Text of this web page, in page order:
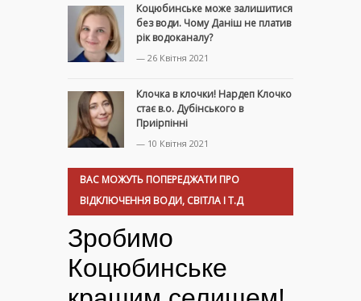
Коцюбинське може залишитися
без води. Чому Даніш не платив
рік водоканалу?
— 26 Квітня 2021
Клочка в клочки! Нардеп Клочко
стає в.о. Дубінського в
Приірпінні
— 10 Квітня 2021
ВАС МОЖУТЬ ПОПЕРЕДЖАТИ ПРО
ВІДКЛЮЧЕННЯ ВОДИ, СВІТЛА І Т.Д